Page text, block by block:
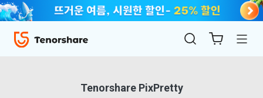
Tenorshare PixPretty